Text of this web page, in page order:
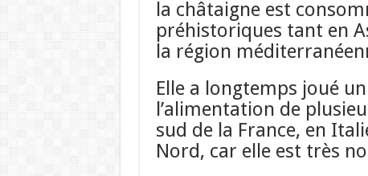
la châtaigne est
préhistoriques tant en
la région
Elle a longtemps joué
l’alimentation de
sud de la France, en
Nord, car elle est très